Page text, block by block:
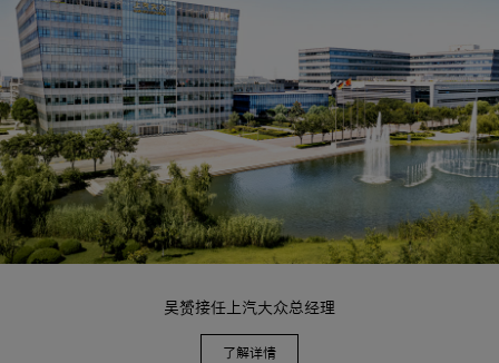
吴赟接任上汽大众总经理
了解详情